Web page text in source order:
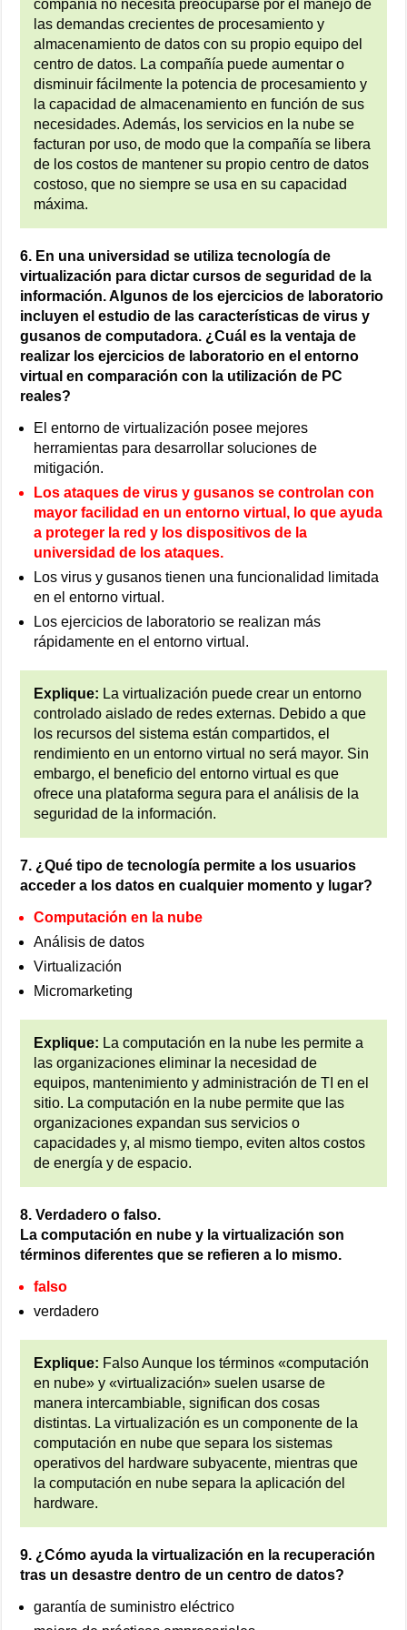
compañía no necesita preocuparse por el manejo de
las demandas crecientes de procesamiento y
almacenamiento de datos con su propio equipo del
centro de datos. La compañía puede aumentar o
disminuir fácilmente la potencia de procesamiento y
la capacidad de almacenamiento en función de sus
necesidades. Además, los servicios en la nube se
facturan por uso, de modo que la compañía se libera
de los costos de mantener su propio centro de datos
costoso, que no siempre se usa en su capacidad
máxima.
6. En una universidad se utiliza tecnología de
virtualización para dictar cursos de seguridad de la
información. Algunos de los ejercicios de laboratorio
incluyen el estudio de las características de virus y
gusanos de computadora. ¿Cuál es la ventaja de
realizar los ejercicios de laboratorio en el entorno
virtual en comparación con la utilización de PC
reales?
El entorno de virtualización posee mejores
herramientas para desarrollar soluciones de
mitigación.
Los ataques de virus y gusanos se controlan con
mayor facilidad en un entorno virtual, lo que ayuda
a proteger la red y los dispositivos de la
universidad de los ataques.
Los virus y gusanos tienen una funcionalidad limitada
en el entorno virtual.
Los ejercicios de laboratorio se realizan más
rápidamente en el entorno virtual.
Explique: La virtualización puede crear un entorno
controlado aislado de redes externas. Debido a que
los recursos del sistema están compartidos, el
rendimiento en un entorno virtual no será mayor. Sin
embargo, el beneficio del entorno virtual es que
ofrece una plataforma segura para el análisis de la
seguridad de la información.
7. ¿Qué tipo de tecnología permite a los usuarios
acceder a los datos en cualquier momento y lugar?
Computación en la nube
Análisis de datos
Virtualización
Micromarketing
Explique: La computación en la nube les permite a
las organizaciones eliminar la necesidad de
equipos, mantenimiento y administración de TI en el
sitio. La computación en la nube permite que las
organizaciones expandan sus servicios o
capacidades y, al mismo tiempo, eviten altos costos
de energía y de espacio.
8. Verdadero o falso.
La computación en nube y la virtualización son
términos diferentes que se refieren a lo mismo.
falso
verdadero
Explique: Falso Aunque los términos «computación
en nube» y «virtualización» suelen usarse de
manera intercambiable, significan dos cosas
distintas. La virtualización es un componente de la
computación en nube que separa los sistemas
operativos del hardware subyacente, mientras que
la computación en nube separa la aplicación del
hardware.
9. ¿Cómo ayuda la virtualización en la recuperación
tras un desastre dentro de un centro de datos?
garantía de suministro eléctrico